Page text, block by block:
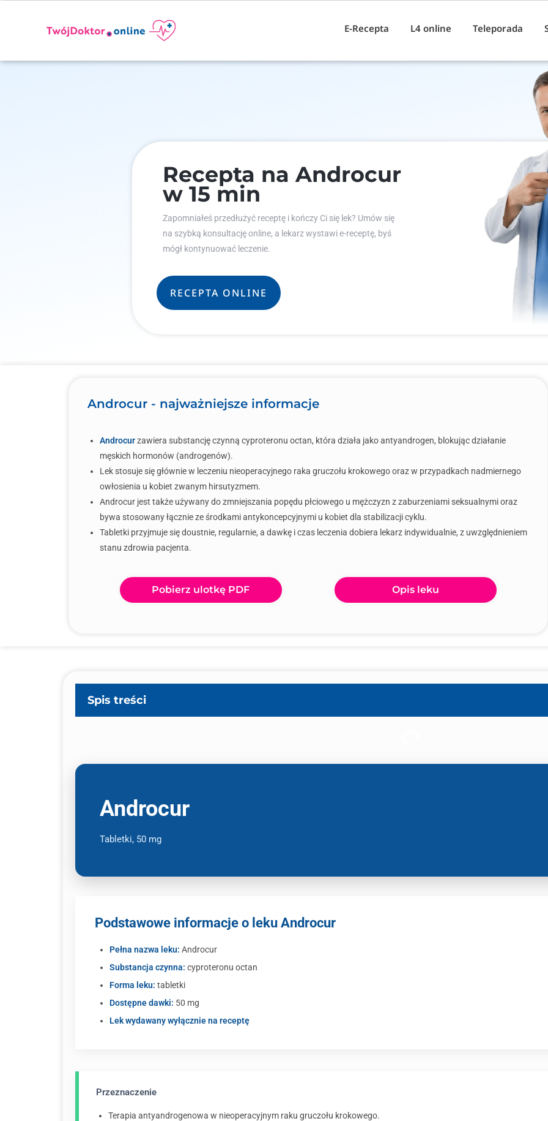
E-Recepta L4 online Teleporada
Recepta na Androcur
w 15 min
Zapomniałeś przedłużyć receptę i kończy Ci się lek? Umów się
na szybką konsultację online, a lekarz wystawi e-receptę, byś
mógł kontynuować leczenie.
RECEPTA ONLINE
Androcur - najważniejsze informacje
Androcurzawiera substancję czynną cyproteronu octan, która działa jako antyandrogen, blokując działanie
męskich hormonów (androgenów).
Lek stosuje się głównie w leczeniu nieoperacyjnego raka gruczołu krokowego oraz w przypadkach nadmiernego
owłosienia u kobiet zwanym hirsutyzmem.
Androcur jest także używany do zmniejszania popędu płciowego u mężczyzn z zaburzeniami seksualnymi oraz
bywa stosowany łącznie ze środkami antykoncepcyjnymi u kobiet dla stabilizacji cyklu.
Tabletki przyjmuje się doustnie, regularnie, a dawkę i czas leczenia dobiera lekarz indywidualnie, z uwzględnieniem
stanu zdrowia pacjenta.
Pobierz ulotkę PDF Opis leku
Spis treści
Androcur
Tabletki, 50 mg
Podstawowe informacje o leku Androcur
Pełna nazwa leku: Androcur
Substancja czynna: cyproteronu octan
Forma leku: tabletki
Dostępne dawki: 50 mg
Lek wydawany wyłącznie na receptę
Przeznaczenie
Terapia antyandrogenowa w nieoperacyjnym raku gruczołu krokowego.